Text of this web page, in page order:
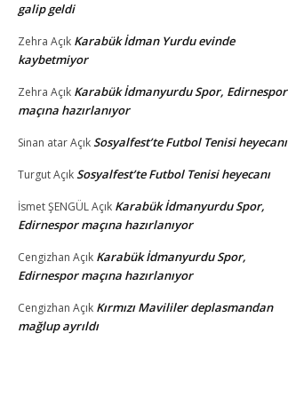
galip geldi
Zehra Açık Karabük İdman Yurdu evinde
kaybetmiyor
Zehra Açık Karabük İdmanyurdu Spor, Edirnespor
maçına hazırlanıyor
Sinan atarAçıkSosyalfest’te Futbol Tenisi heyecanı
TurgutAçıkSosyalfest’te Futbol Tenisi heyecanı
İsmet ŞENGÜLAçık Karabük İdmanyurdu Spor,
Edirnespor maçına hazırlanıyor
Cengizhan Açık Karabük İdmanyurdu Spor,
Edirnespor maçına hazırlanıyor
Cengizhan Açık Kırmızı Mavililer deplasmandan
mağlup ayrıldı